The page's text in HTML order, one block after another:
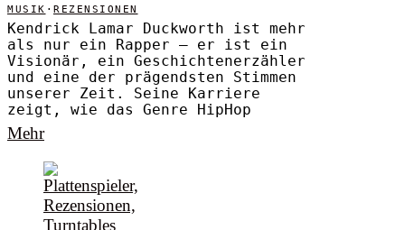
MUSIK · REZENSIONEN
Kendrick Lamar Duckworth ist mehr
als nur ein Rapper – er ist ein
Visionär, ein Geschichtenerzähler
und eine der prägendsten Stimmen
unserer Zeit. Seine Karriere
zeigt, wie das Genre HipHop
Mehr